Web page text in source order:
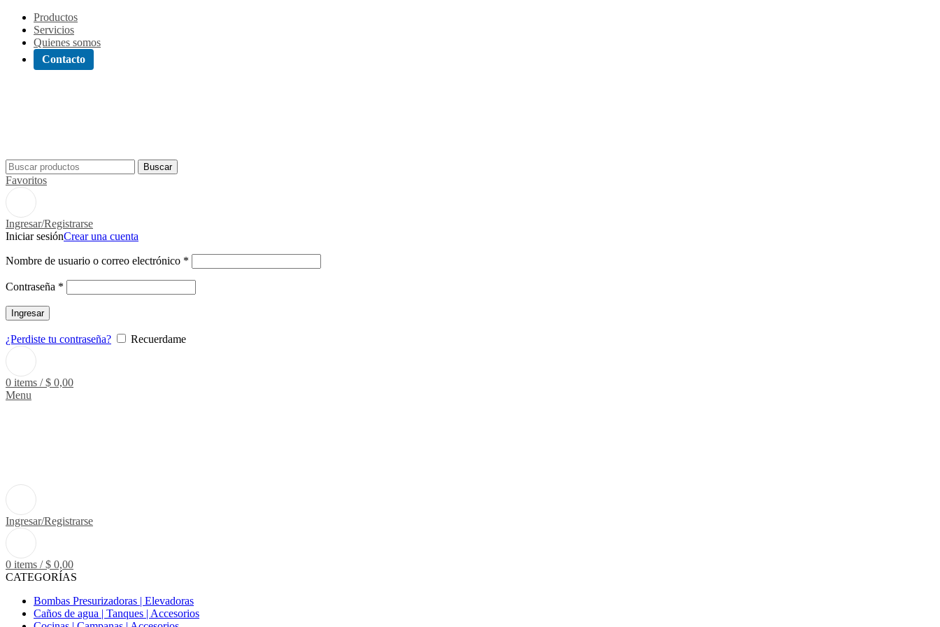
Productos
Servicios
Quienes somos
Contacto
Buscar
Favoritos
Ingresar/Registrarse
Iniciar sesiónCrear una cuenta
Nombre de usuario o correo electrónico *
Contraseña *
Ingresar
¿Perdiste tu contraseña? Recuerdame
0 items / $ 0,00
Menu
Ingresar/Registrarse
0 items / $ 0,00
CATEGORÍAS
Bombas Presurizadoras | Elevadoras
Caños de agua | Tanques | Accesorios